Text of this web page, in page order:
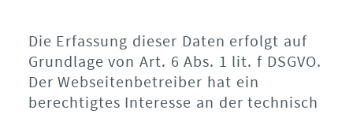
Die Erfassung dieser Daten erfolgt auf
Grundlage von Art. 6 Abs. 1 lit. f DSGVO.
Der Webseitenbetreiber hat ein
berechtigtes Interesse an der technisch